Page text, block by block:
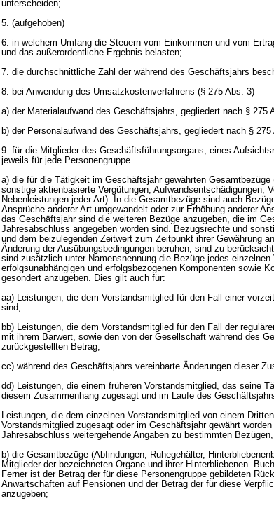
unterscheiden;
5. (aufgehoben)
6. in welchem Umfang die Steuern vom Einkommen und vom
und das außerordentliche Ergebnis belasten;
7. die durchschnittliche Zahl der während des Geschäftsjahrs
8. bei Anwendung des Umsatzkostenverfahrens (§ 275 Abs. 3)
a) der Materialaufwand des Geschäftsjahrs, gegliedert nach § 275
b) der Personalaufwand des Geschäftsjahrs, gegliedert nach § 275
9. für die Mitglieder des Geschäftsführungsorgans, eines
jeweils für jede Personengruppe
a) die für die Tätigkeit im Geschäftsjahr gewährten
sonstige aktienbasierte Vergütungen, Aufwandsentschädigungen,
Nebenleistungen jeder Art). In die Gesamtbezüge sind auch
Ansprüche anderer Art umgewandelt oder zur Erhöhung anderer
das Geschäftsjahr sind die weiteren Bezüge anzugeben, die im
Jahresabschluss angegeben worden sind. Bezugsrechte und
und dem beizulegenden Zeitwert zum Zeitpunkt ihrer Gewährung
Änderung der Ausübungsbedingungen beruhen, sind zu
sind zusätzlich unter Namensnennung die Bezüge jedes
erfolgsunabhängigen und erfolgsbezogenen Komponenten sowie
gesondert anzugeben. Dies gilt auch für:
aa) Leistungen, die dem Vorstandsmitglied für den Fall einer
sind;
bb) Leistungen, die dem Vorstandsmitglied für den Fall der
mit ihrem Barwert, sowie den von der Gesellschaft während des
zurückgestellten Betrag;
cc) während des Geschäftsjahrs vereinbarte Änderungen dieser
dd) Leistungen, die einem früheren Vorstandsmitglied, das seine
diesem Zusammenhang zugesagt und im Laufe des
Leistungen, die dem einzelnen Vorstandsmitglied von einem
Vorstandsmitglied zugesagt oder im Geschäftsjahr gewährt
Jahresabschluss weitergehende Angaben zu bestimmten
b) die Gesamtbezüge (Abfindungen, Ruhegehälter,
Mitglieder der bezeichneten Organe und ihrer Hinterbliebenen.
Ferner ist der Betrag der für diese Personengruppe gebildeten
Anwartschaften auf Pensionen und der Betrag der für diese
anzugeben;